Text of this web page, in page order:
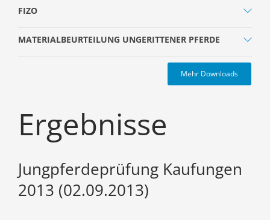
FIZO
MATERIALBEURTEILUNG UNGERITTENER PFERDE
Mehr Downloads
Ergebnisse
Jungpferdeprüfung Kaufungen
2013 (02.09.2013)